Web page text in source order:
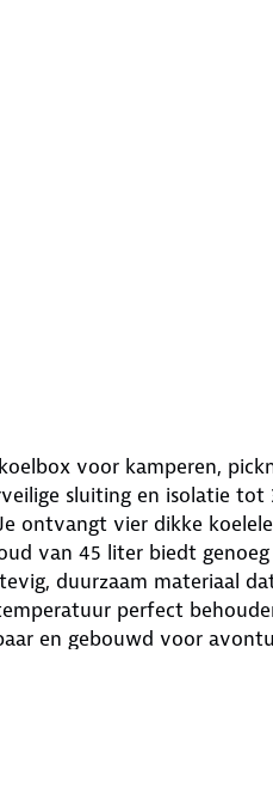
voor kamperen,
sluiting en isolatie
ontvangt vier dikke
van 45 liter biedt
duurzaam materiaal
perfect
en gebouwd voor